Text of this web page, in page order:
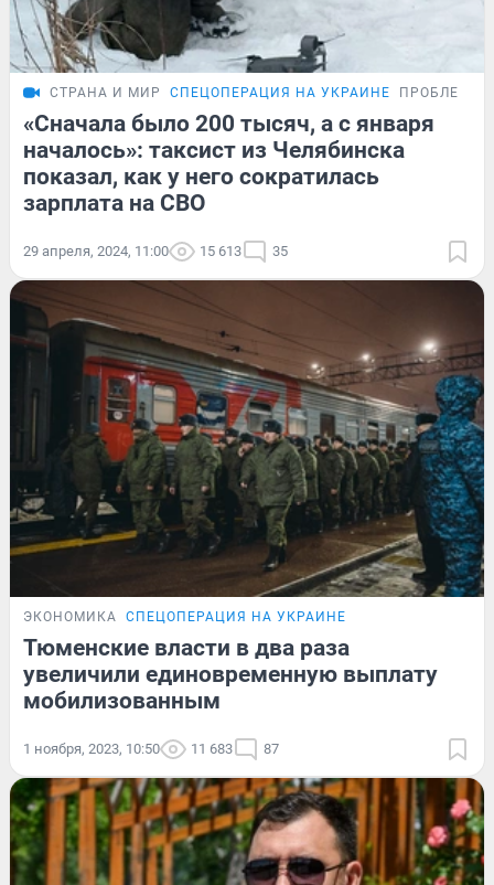
СТРАНА И МИР СПЕЦОПЕРАЦИЯ НА УКРАИНЕ ПРОБЛЕМА
«Сначала было 200 тысяч, а с января
началось»: таксист из Челябинска
показал, как у него сократилась
зарплата на СВО
29 апреля, 2024, 11:00 15 613 35
ЭКОНОМИКА СПЕЦОПЕРАЦИЯ НА УКРАИНЕ
Тюменские власти в два раза
увеличили единовременную выплату
мобилизованным
1 ноября, 2023, 10:50 11 683 87